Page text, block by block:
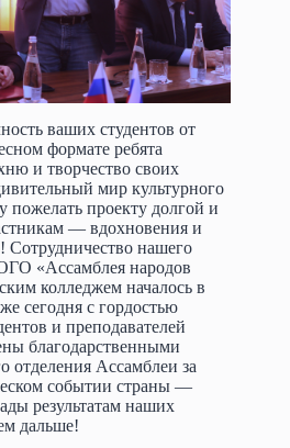
ваших студентов от
формате ребята
и творчество своих
мир культурного
пожелать проекту долгой и
— вдохновения и
Сотрудничество нашего
«Ассамблея народов
колледжем началось в
сегодня с гордостью
и преподавателей
благодарственными
отделения Ассамблеи за
событии страны —
результатам наших
дальше!